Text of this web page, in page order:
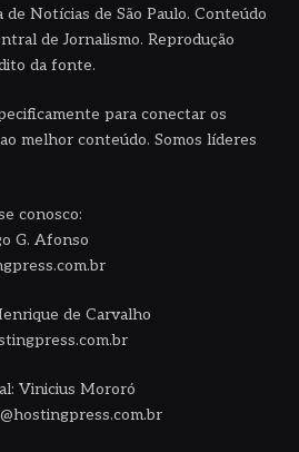
de Notícias de São Paulo. Conteúdo
de Jornalismo. Reprodução
da fonte.
para conectar os
melhor conteúdo. Somos líderes
conosco:
G. Afonso
de Carvalho
Vinicius Mororó